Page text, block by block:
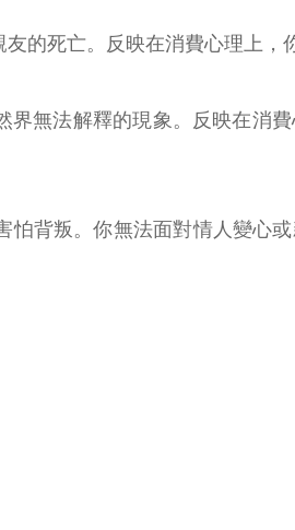
的死亡。反映在消費心理上，
無法解釋的現象。反映在消
背叛。你無法面對情人變心